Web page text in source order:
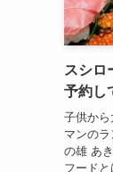
スシロ
予約し
子供か
マンの
の雄 あ
フード